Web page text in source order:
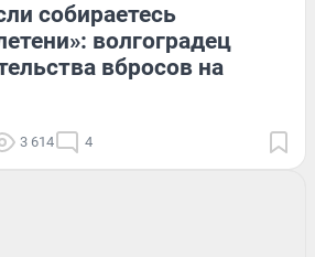
собираетесь
волгоградец
вбросов на
3 614 4